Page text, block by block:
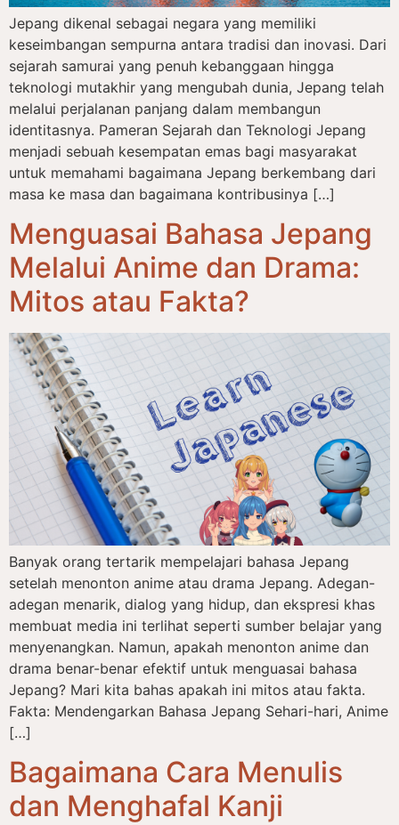
Jepang dikenal sebagai negara yang memiliki
keseimbangan sempurna antara tradisi dan inovasi. Dari
sejarah samurai yang penuh kebanggaan hingga
teknologi mutakhir yang mengubah dunia, Jepang telah
melalui perjalanan panjang dalam membangun
identitasnya. Pameran Sejarah dan Teknologi Jepang
menjadi sebuah kesempatan emas bagi masyarakat
untuk memahami bagaimana Jepang berkembang dari
masa ke masa dan bagaimana kontribusinya […]
Menguasai Bahasa Jepang
Melalui Anime dan Drama:
Mitos atau Fakta?
Banyak orang tertarik mempelajari bahasa Jepang
setelah menonton anime atau drama Jepang. Adegan-
adegan menarik, dialog yang hidup, dan ekspresi khas
membuat media ini terlihat seperti sumber belajar yang
menyenangkan. Namun, apakah menonton anime dan
drama benar-benar efektif untuk menguasai bahasa
Jepang? Mari kita bahas apakah ini mitos atau fakta.
Fakta: Mendengarkan Bahasa Jepang Sehari-hari, Anime
[…]
Bagaimana Cara Menulis
dan Menghafal Kanji